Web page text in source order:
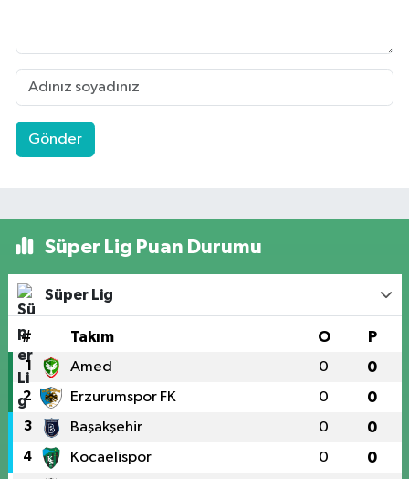
Gönder
Süper Lig Puan Durumu
Süper Lig
# Takım O P
1 Amed 0 0
2 Erzurumspor FK 0 0
3 Başakşehir 0 0
4 Kocaelispor 0 0